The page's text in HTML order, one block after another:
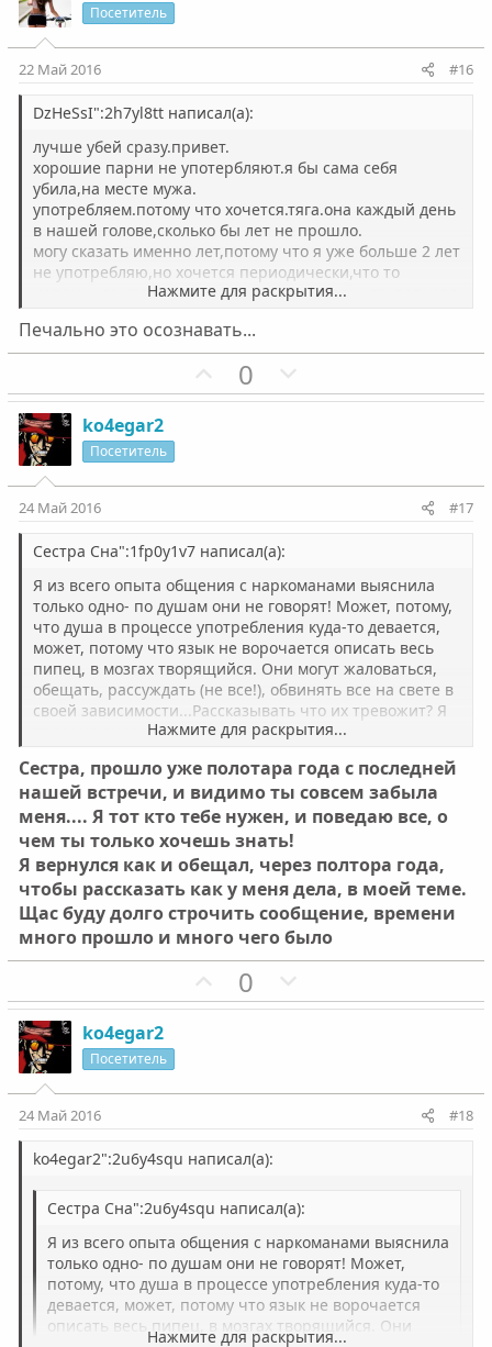
т
н
ы
й
г
о
л
о
с
т
й
г
о
л
о
с
Посетитель
22 Май 2016 #16
DzHeSsI":2h7yl8tt написал(а):
лучше убей сразу.привет.
хорошие парни не употербляют.я бы сама себя
убила,на месте мужа.
употребляем.потому что хочется.тяга.она каждый день
в нашей голове,сколько бы лет не прошло.
могу сказать именно лет,потому что я уже больше 2 лет
не употребляю,но хочется периодически,что то
напомнило,что то происходит там в мозгу.чуть потерял
полной жопе.
Нажмите для раскрытия...
Печально это осознавать...
П
о
т
н
ы
й
г
о
л
о
с
0
е
т
ы
й
г
о
л
о
с
ko4egar2
Посетитель
24 Май 2016 #17
Сестра Сна":1fp0y1v7 написал(а):
Я из всего опыта общения с наркоманами выяснила
только одно- по душам они не говорят! Может, потому,
что душа в процессе употребления куда-то девается,
может, потому что язык не ворочается описать весь
пипец, в мозгах творящийся. Они могут жаловаться,
обещать, рассуждать (не все!), обвинять все на свете в
своей зависимости...Рассказывать что их тревожит? Я
таких не видела.
Новиковой, ночевать на нашем сайте, но это никак не
даст ответа на вопрос, почему конкретный человек
употребляет, и что такого можно найти в наркотиках. И
слава Богу!
Вдвоем проблему наркозависимости не решить никак!
Есть в жизни ситуации, когда никто не поможет.
Нажмите для раскрытия...
Сестра, прошло уже полотара года с последней
нашей встречи, и видимо ты совсем забыла
меня.... Я тот кто тебе нужен, и поведаю все, о
чем ты только хочешь знать!
Я вернулся как и обещал, через полтора года,
чтобы рассказать как у меня дела, в моей теме.
Щас буду долго строчить сообщение, времени
много прошло и много чего было
П
о
т
н
й
г
о
л
о
0
е
т
й
г
о
л
о
ko4egar2
Посетитель
24 Май 2016 #18
ko4egar2":2u6y4squ написал(а):
Сестра Сна":2u6y4squ написал(а):
Я из всего опыта общения с наркоманами выяснила
только одно- по душам они не говорят! Может,
потому, что душа в процессе употребления куда-то
девается, может, потому что язык не ворочается
описать весь пипец, в мозгах творящийся. Они
Нажмите для раскрытия...